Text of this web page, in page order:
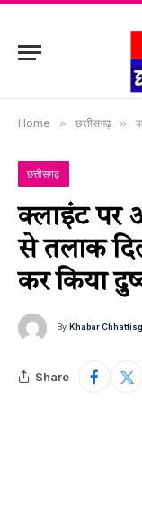
Home » छत्तीसगढ़ »
छत्तीसगढ़
क्लाइंट पर
से तलाक
कर किया
By Khabar
Share